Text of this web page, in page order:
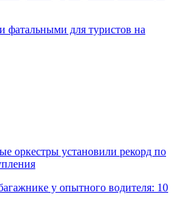
фатальными для туристов на
оркестры установили рекорд по
у опытного водителя: 10